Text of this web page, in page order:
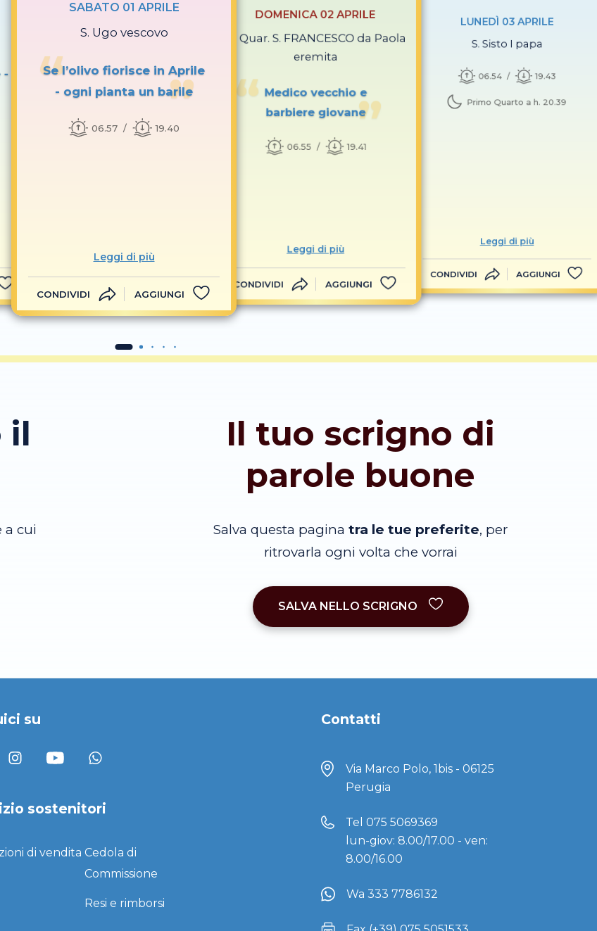
-
SABATO 01 APRILE
S. Ugo vescovo
Se l’olivo fiorisce in Aprile
- ogni pianta un barile
06.57 19.40
Leggi di più
CONDIVIDI AGGIUNGI
DOMENICA 02 APRILE
5ª Quar. S. FRANCESCO da Paola
eremita
Medico vecchio e
barbiere giovane
06.55 19.41
Leggi di più
CONDIVIDI AGGIUNGI
LUNEDÌ 03 APRILE
S. Sisto I papa
06.54 19.43
Primo Quarto a h. 20.39
Leggi di più
CONDIVIDI AGGIUNGI
il
a cui
Il tuo scrigno di
parole buone
Salva questa pagina tra le tue preferite, per
ritrovarla ogni volta che vorrai
SALVA NELLO SCRIGNO
su
sostenitori
di vendita Cedola di
Commissione
Resi e rimborsi
Contatti
Via Marco Polo, 1bis - 06125
Perugia
Tel 075 5069369
lun-giov: 8.00/17.00 - ven:
8.00/16.00
Wa 333 7786132